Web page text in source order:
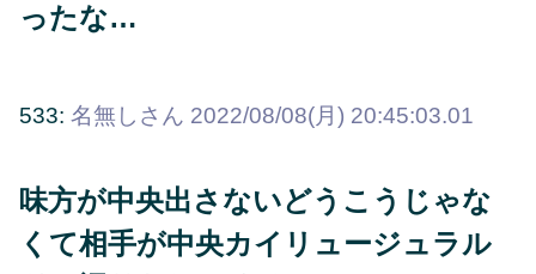
ったな…
533: 名無しさん 2022/08/08(月) 20:45:03.01
味方が中央出さないどうこうじゃな
くて相手が中央カイリュージュラル